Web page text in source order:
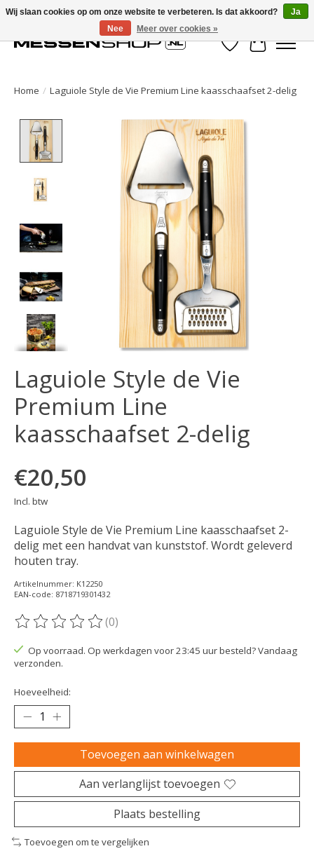
Verlanglijst
Home / Laguiole Style de Vie Premium Line kaasschaafset 2-delig
Product image slideshow Items
Laguiole Style de Vie
Premium Line
kaasschaafset 2-delig
€20,50
Incl. btw
Laguiole Style de Vie Premium Line kaasschaafset 2-
delig met een handvat van kunststof. Wordt geleverd
houten tray.
Artikelnummer: K12250
EAN-code: 8718719301432
De beoordeling van dit product is
(0)
Op voorraad. Op werkdagen voor 23:45 uur besteld? Vandaag
verzonden.
Hoeveelheid:
Toevoegen aan winkelwagen
Aan verlanglijst toevoegen
Plaats bestelling
Toevoegen om te vergelijken
Wij slaan cookies op om onze website te verbeteren. Is dat akkoord?
Ja
Nee
Meer over cookies »